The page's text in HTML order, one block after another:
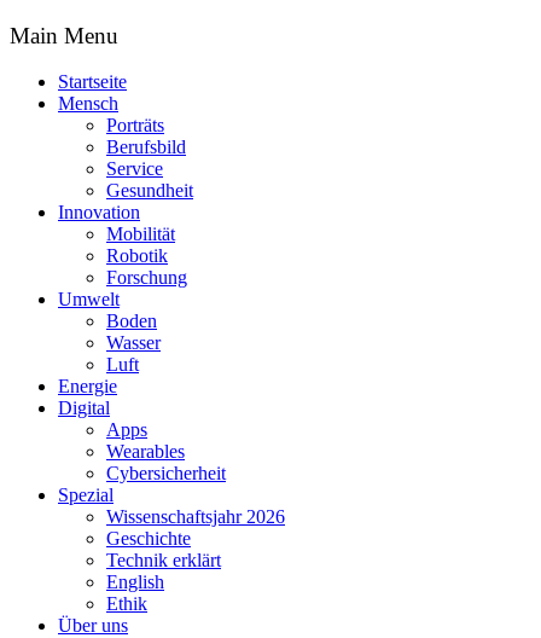
Main Menu
Startseite
Mensch
Porträts
Berufsbild
Service
Gesundheit
Innovation
Mobilität
Robotik
Forschung
Umwelt
Boden
Wasser
Luft
Energie
Digital
Apps
Wearables
Cybersicherheit
Spezial
Wissenschaftsjahr 2026
Geschichte
Technik erklärt
English
Ethik
Über uns